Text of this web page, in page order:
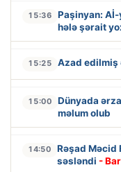
15:36
Paşinyan:
hələ şərait
15:25 Azad
15:00
Dünyada
məlum olub
14:50
Rəşad Məcid
səsləndi -